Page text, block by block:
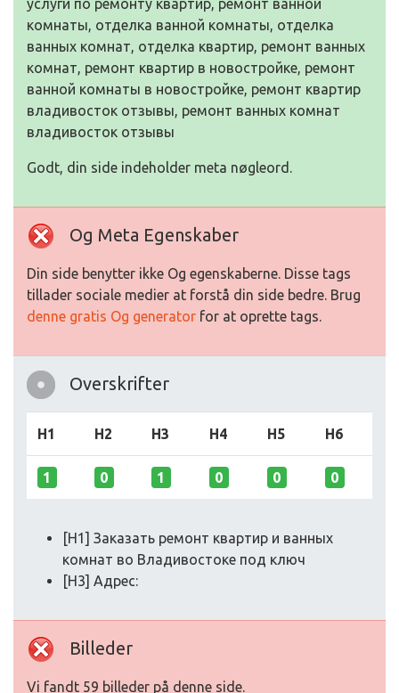
услуги по ремонту квартир, ремонт ванной
комнаты, отделка ванной комнаты, отделка
ванных комнат, отделка квартир, ремонт ванных
комнат, ремонт квартир в новостройке, ремонт
ванной комнаты в новостройке, ремонт квартир
владивосток отзывы, ремонт ванных комнат
владивосток отзывы
Godt, din side indeholder meta nøgleord.
Og Meta Egenskaber
Din side benytter ikke Og egenskaberne. Disse tags
tillader sociale medier at forstå din side bedre. Brug
denne gratis Og generator for at oprette tags.
Overskrifter
H1 H2 H3 H4 H5 H6
1 0 1 0 0 0
[H1] Заказать ремонт квартир и ванных
комнат во Владивостоке под ключ
[H3] Адрес:
Billeder
Vi fandt 59 billeder på denne side.